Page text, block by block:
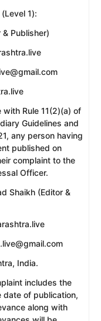
(Level 1):
& Publisher)
with Rule 11(2)(a) of
Guidelines and
any person having
published on
complaint to the
Officer.
Shaikh (Editor &
India.
includes the
date of publication,
along with